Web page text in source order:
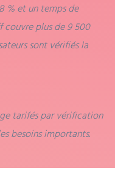
% et un temps de
couvre plus de 9 500
sont vérifiés la
tarifés par vérification
besoins importants.